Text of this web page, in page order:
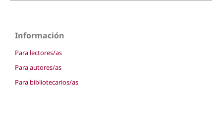
Información
Para lectores/as
Para autores/as
Para bibliotecarios/as